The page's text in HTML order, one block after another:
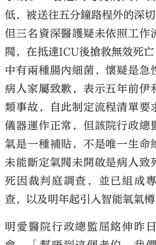
低，被送往五分鐘路程外的深
但三名資深醫護疑未依照工作
閥，在抵達ICU後搶救無效死
中有兩種腸內細菌，懷疑是急
病人家屬致歉，表示五年前伊
類事故，自此制定流程清單要
儀器運作正常，但該院行政總
氣是一種補貼，不是唯一生命
未能斷定氣閥未開啟是病人致
死因裁判庭調查，並已組成
查，以及明年起引入智能氧氣樽
明愛醫院行政總監屈銘伸昨